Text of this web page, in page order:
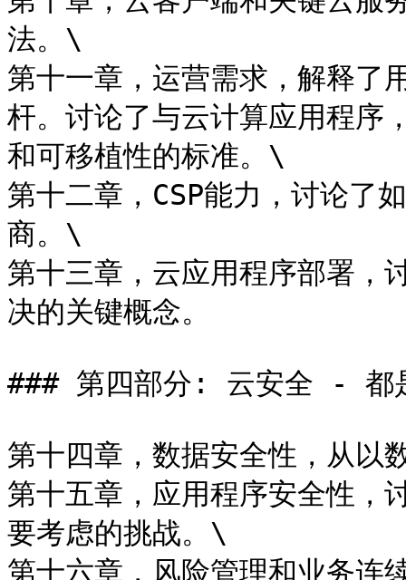
法。\
第十一章，运营需求，解释了
杆。讨论了与云计算应用程序
和可移植性的标准。\
第十二章，CSP能力，讨论了
商。\
第十三章，云应用程序部署，
决的关键概念。
### 第四部分: 云安全 - 都
第十四章，数据安全性，从以
第十五章，应用程序安全性，
要考虑的挑战。\
第十六章，风险管理和业务连